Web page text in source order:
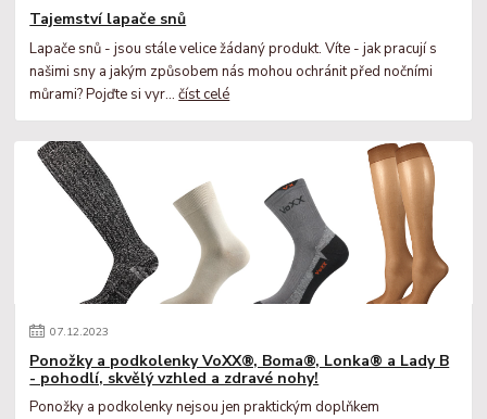
Tajemství lapače snů
Lapače snů - jsou stále velice žádaný produkt. Víte - jak pracují s
našimi sny a jakým způsobem nás mohou ochránit před nočními
můrami? Pojďte si vyr...číst celé
07.12.2023
Ponožky a podkolenky VoXX®, Boma®, Lonka® a Lady B
- pohodlí, skvělý vzhled a zdravé nohy!
Ponožky a podkolenky nejsou jen praktickým doplňkem